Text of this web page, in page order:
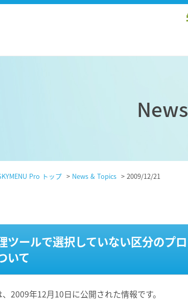
Pro トップ > News & Topics > 2009/12/21
ツールで選択していない区分のプ
いて
2009年12月10日に公開された情報です。